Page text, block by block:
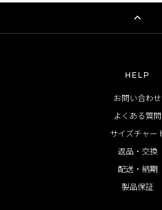
HELP
お問い合わせ
よくある質問
サイズチャー
返品・交換
配送・納期
製品保証